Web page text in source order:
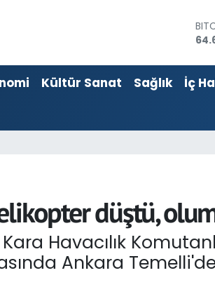
Kültür Sanat Sağlık İç
düştü,
Havacılık
Ankara Temelli'de